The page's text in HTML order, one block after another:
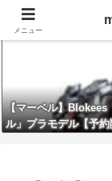
【マーベル】Blokees
ル」プラモデル【予約
メニュー